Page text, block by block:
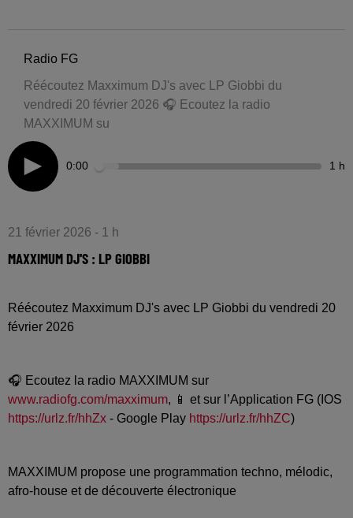
Radio FG
Réécoutez Maxximum DJ's avec LP Giobbi du
vendredi 20 février 2026 🎧 Ecoutez la radio
MAXXIMUM su
0:00 1 h
21 février 2026 - 1 h
MAXXIMUM DJ'S : LP GIOBBI
Réécoutez Maxximum DJ's avec LP Giobbi du vendredi 20
février 2026
🎧 Ecoutez la radio MAXXIMUM sur
www.radiofg.com/maxximum, 📱 et sur l’Application FG (IOS
https://urlz.fr/hhZx - Google Play https://urlz.fr/hhZC)
MAXXIMUM propose une programmation techno, mélodic,
afro-house et de découverte électronique